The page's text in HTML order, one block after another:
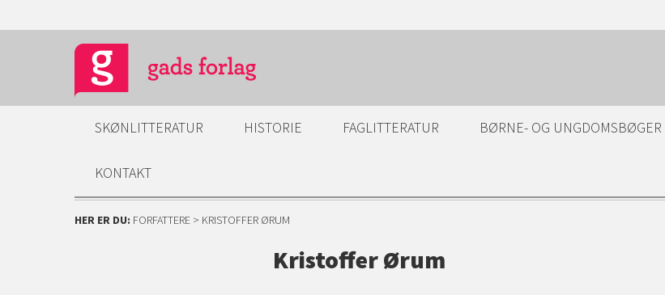
SKØNLITTERATUR HISTORIE FAGLITTERATUR BØRNE- OG UNGDOMSBØGER
KONTAKT
HER ER DU: FORFATTERE > KRISTOFFER ØRUM
Kristoffer Ørum